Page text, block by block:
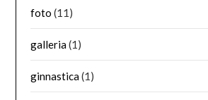
foto (11)
galleria(1)
ginnastica(1)